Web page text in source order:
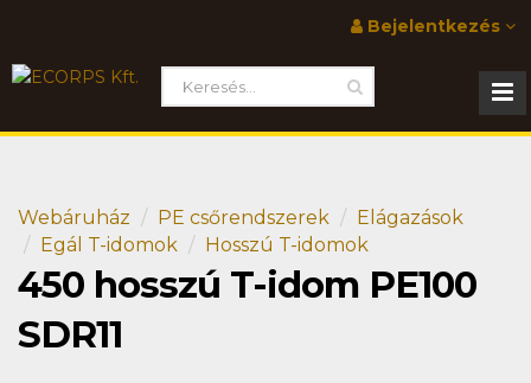
Bejelentkezés
Webáruház PE csőrendszerek
Elágazások
Egál T-idomok
Hosszú T-idomok
450 hosszú T-idom PE100
SDR11